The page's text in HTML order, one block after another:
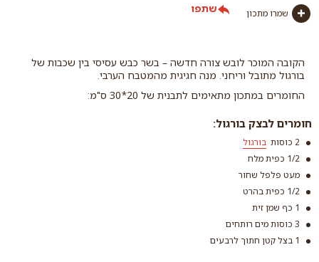
שמרו מתכון שתפו
הקובה המוכר לובש צורה חדשה – בשר כבש עסיסי בין שכבות של
בורגול מתובל וריחני. מנה חגיגית מהמטבח הערבי.
החומרים במתכון מתאימים לתבנית של 20*30 ס"מ:
חומרים לבצק בורגול:
2 כוסות בורגול
1/2 כפית מלח
מעט פלפל שחור
1/2 כפית בהרט
1 כף שמן זית
3 כוסות מים רותחים
1 בצל קטן חתוך לרבעים